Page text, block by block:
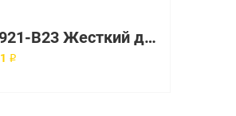
238921-B23 Жесткий диск HP 72.8-GB 10K FC-AL HDD
₽